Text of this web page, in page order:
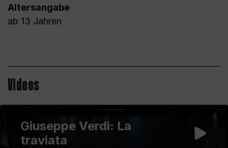
Altersangabe
ab 13 Jahren
Videos
Giuseppe Verdi: La
traviata